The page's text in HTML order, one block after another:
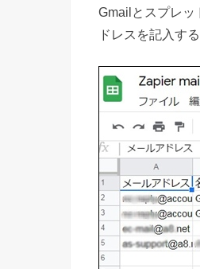
Gmailとスプレッ
ドレスを記入す